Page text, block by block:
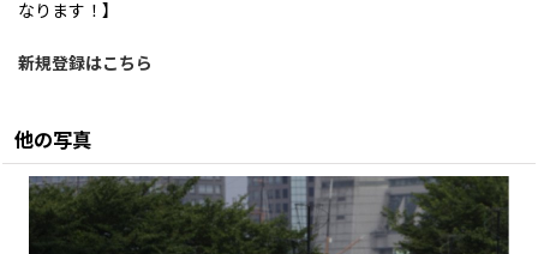
なります！】
新規登録はこちら
他の写真